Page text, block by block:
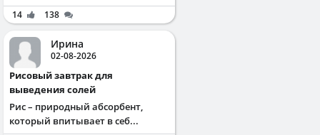
14 138
Ирина
02-08-2026
Рисовый завтрак для
выведения солей
Рис – природный абсорбент,
который впитывает в себ...